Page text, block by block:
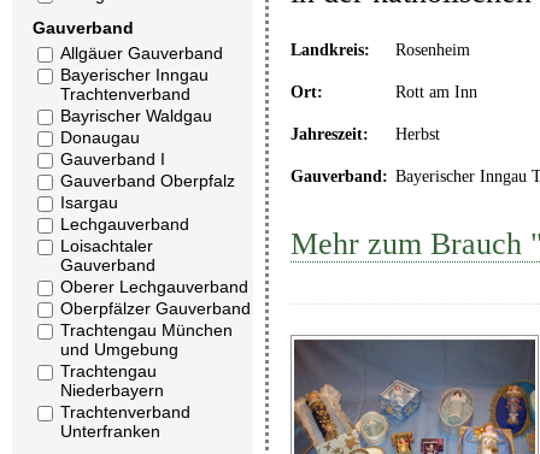
Gauverband
Allgäuer Gauverband
Bayerischer Inngau
Trachtenverband
Bayrischer Waldgau
Donaugau
Gauverband I
Gauverband Oberpfalz
Isargau
Lechgauverband
Loisachtaler
Gauverband
Oberer Lechgauverband
Oberpfälzer Gauverband
Trachtengau München
und Umgebung
Trachtengau
Niederbayern
Trachtenverband
Unterfranken
Landkreis: Rosenheim
Ort: Rott am Inn
Jahreszeit: Herbst
Gauverband: Bayerischer Inngau
Mehr zum Brauch